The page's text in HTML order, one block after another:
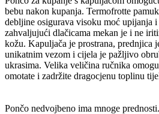
bebu nakon kupanja. Termofrotte
debljine osigurava visoku moć upijanja i
zahvaljujući dlačicama mekan je i ne
kožu. Kapuljača je prostrana, prednjica
unikatnim vezom i cijela je pažljivo
ukrasima. Velika veličina ručnika
omotate i zadržite dragocjenu toplinu
Pončo nedvojbeno ima mnoge